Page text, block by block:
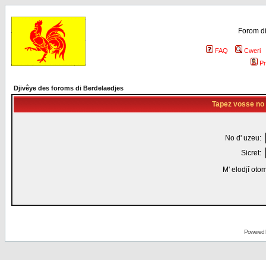
Forom
FAQ
Cweri
Djivêye des foroms di Berdelaedjes
Tapez vosse
No d' uzeu:
Sicret:
M' elodjî
Powered